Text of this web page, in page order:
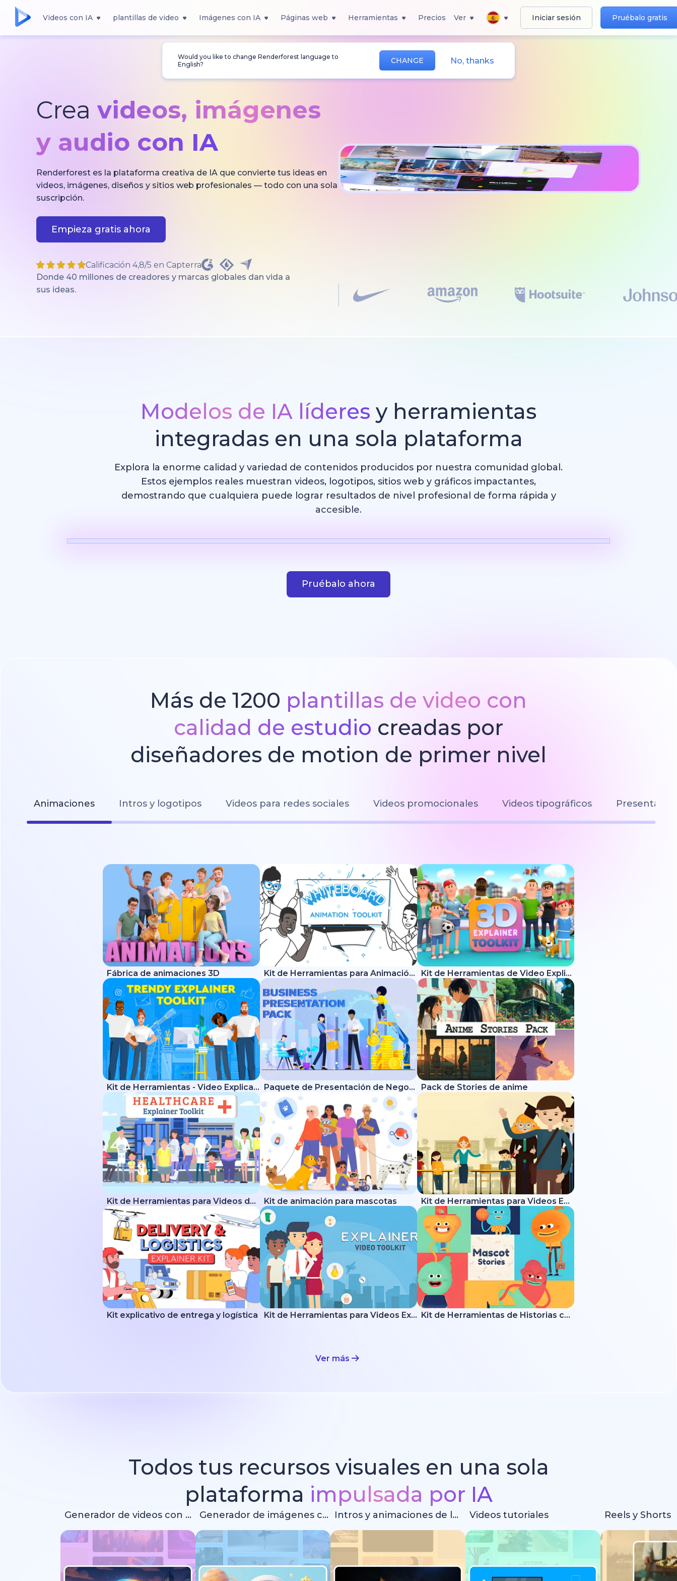
Videos con IA plantillas de video Imágenes con IA Páginas web Herramientas Precios Ver Iniciar sesión Pruébalo gratis
Would you like to change Renderforest language to
English?
CHANGE No, thanks
Crea videos, imágenes
y audio con IA
Renderforest es la plataforma creativa de IA que convierte tus ideas en
videos, imágenes, diseños y sitios web profesionales — todo con una sola
suscripción.
Empieza gratis ahora
Calificación 4,8/5 en Capterra
Donde 40 millones de creadores y marcas globales dan vida a
sus ideas.
Modelos de IA líderes y herramientas
integradas en una sola plataforma
Explora la enorme calidad y variedad de contenidos producidos por nuestra comunidad global.
Estos ejemplos reales muestran videos, logotipos, sitios web y gráficos impactantes,
demostrando que cualquiera puede lograr resultados de nivel profesional de forma rápida y
accesible.
Pruébalo ahora
Más de 1200 plantillas de video con
calidad de estudio creadas por
diseñadores de motion de primer nivel
Animaciones Intros y logotipos Videos para redes sociales Videos promocionales Videos tipográficos
Fábrica de animaciones 3D Kit de Herramientas para Animación de Pizarra Kit de Herramientas de Video Explicativo 3D
Kit de Herramientas - Video Explicativo Moderno Paquete de Presentación de Negocio Pack de Stories de anime
Kit de Herramientas para Videos de Salud Kit de animación para mascotas Kit de Herramientas para Videos Educativos
Kit explicativo de entrega y logística Kit de Herramientas para Videos Explicativos Kit de Herramientas de Historias con Mascotas
Ver más
Todos tus recursos visuales en una sola
plataforma impulsada por IA
Generador de videos con IA Generador de imágenes con IA Intros y animaciones de logotipos Videos tutoriales Reels y Shorts